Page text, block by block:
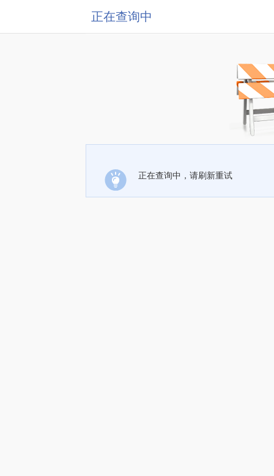
正在查询中
正在查询中，请刷新重试